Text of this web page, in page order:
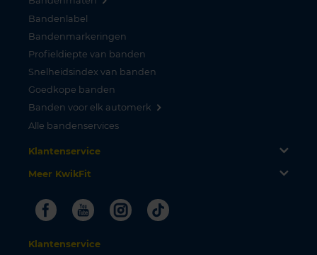
Bandenlabel
Bandenmarkeringen
Profieldiepte van banden
Snelheidsindex van banden
Goedkope banden
Banden voor elk automerk
Alle bandenservices
Klantenservice
Meer KwikFit
FacebookYoutubeInstagram
Tiktok
Klantenservice